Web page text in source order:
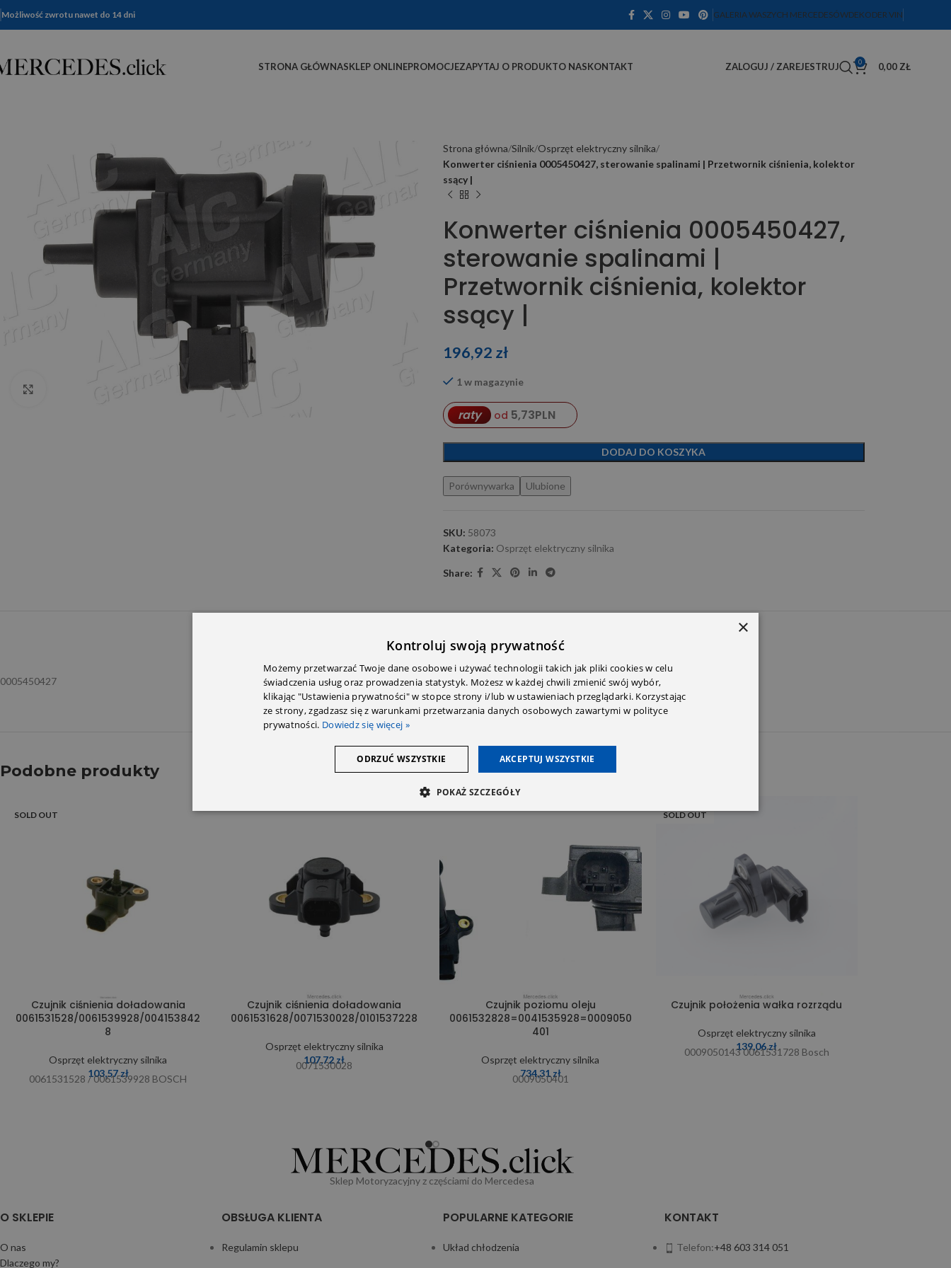
Możliwość zwrotu nawet do 14 dni GALERIA WASZYCH MERCEDESÓWDEKODER VIN
STRONA GŁÓWNASKLEP ONLINEPROMOCJEZAPYTAJ O PRODUKTO NASKONTAKT ZALOGUJ / ZAREJESTRUJ 0 0,00 ZŁ
Strona główna Silnik Osprzęt elektryczny silnika
Konwerter ciśnienia 0005450427, sterowanie spalinami | Przetwornik ciśnienia, kolektor
ssący |
Konwerter ciśnienia 0005450427,
sterowanie spalinami |
Przetwornik ciśnienia, kolektor
ssący |
196,92 zł
1 w magazynie
raty od 5,73PLN
DODAJ DO KOSZYKA
Porównywarka Ulubione
SKU: 58073
Kategoria: Osprzęt elektryczny silnika
Share:
INFORMACJE DODATKOWE OPINIE (0) PRZECZYTAJ PRZED ZAKUPEM
0005450427
Podobne produkty
SOLD OUT
Czujnik ciśnienia doładowania
0061531528/0061539928/004153842
8
Osprzęt elektryczny silnika
103,57zł
0061531528 / 0061539928 BOSCH
Czujnik ciśnienia doładowania
0061531628/0071530028/0101537228
Osprzęt elektryczny silnika
107,72 zł
0071530028
Czujnik poziomu oleju
0061532828=0041535928=0009050
401
Osprzęt elektryczny silnika
734,31 zł
0009050401
SOLD OUT
Czujnik położenia wałka rozrządu
Osprzęt elektryczny silnika
139,06zł
0009050143 0061531728 Bosch
Sklep Motoryzacyjny z częściami do Mercedesa
O SKLEPIE
O nas
Dlaczego my?
OBSŁUGA KLIENTA
Regulamin sklepu
POPULARNE KATEGORIE
Układ chłodzenia
KONTAKT
Telefon:+48 603 314 051
×
Kontroluj swoją prywatność
Możemy przetwarzać Twoje dane osobowe i używać technologii takich jak pliki cookies w celu
świadczenia usług oraz prowadzenia statystyk. Możesz w każdej chwili zmienić swój wybór,
klikając "Ustawienia prywatności" w stopce strony i/lub w ustawieniach przeglądarki. Korzystając
ze strony, zgadzasz się z warunkami przetwarzania danych osobowych zawartymi w polityce
prywatności. Dowiedz się więcej »
AKCEPTUJ WSZYSTKIE
ODRZUĆ WSZYSTKIE
POKAŻ SZCZEGÓŁY